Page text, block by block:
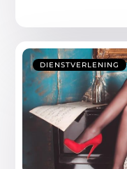
DIENSTVERLENING